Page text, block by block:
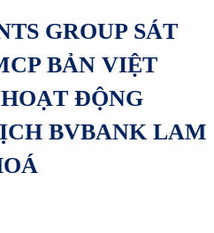
GROUP SÁT
BẢN VIỆT
ĐỘNG
BVBANK LAM